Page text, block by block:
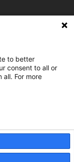
to better
consent to all or
all. For more